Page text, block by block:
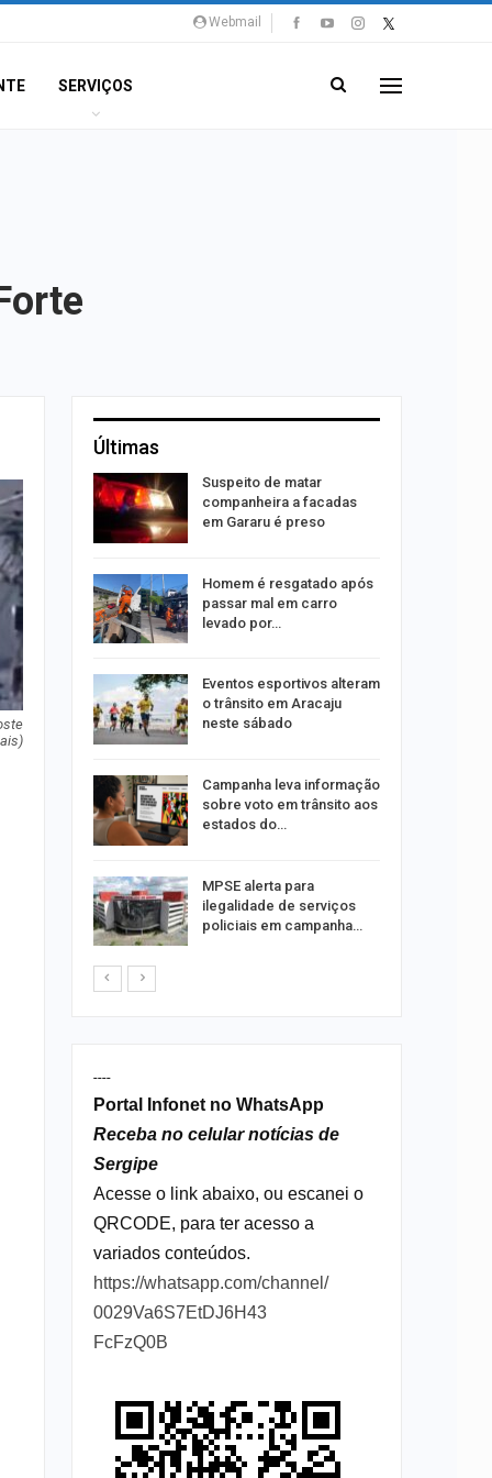
Webmail
SERVIÇOS
Últimas
Bairro
de 4 kg
Suspeito de matar
companheira a facadas
em Gararu é preso
Homem é resgatado após
passar mal em carro
levado por…
Eventos esportivos alteram
o trânsito em Aracaju
neste sábado
Campanha leva informação
sobre voto em trânsito aos
estados do…
MPSE alerta para
ilegalidade de serviços
policiais em campanha…
----
Portal Infonet no WhatsApp
Receba no celular notícias de
Sergipe
Acesse o link abaixo, ou escanei o
QRCODE, para ter acesso a
variados conteúdos.
https://whatsapp.com/channel/
0029Va6S7EtDJ6H43
FcFzQ0B